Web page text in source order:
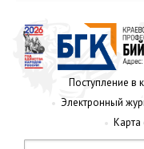
Поступление в
Электронный
Карта